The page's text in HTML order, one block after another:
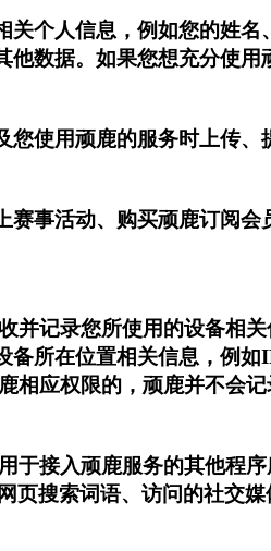
关个人信息，例如您的姓
数据。如果您想充分使
使用顽鹿的服务时上传、
事活动、购买顽鹿订阅
并记录您所使用的设备相
所在位置相关信息，例
应权限的，顽鹿并不会记
接入顽鹿服务的其他程
页搜索词语、访问的社交